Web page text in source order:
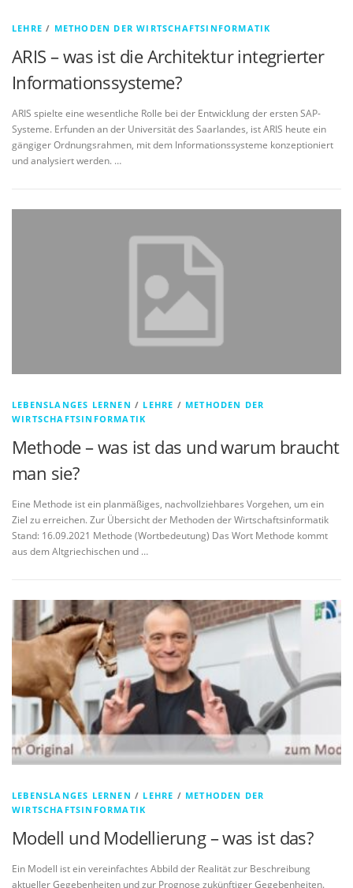
LEHRE / METHODEN DER WIRTSCHAFTSINFORMATIK
ARIS – was ist die Architektur integrierter
Informationssysteme?
ARIS spielte eine wesentliche Rolle bei der Entwicklung der ersten SAP-
Systeme. Erfunden an der Universität des Saarlandes, ist ARIS heute ein
gängiger Ordnungsrahmen, mit dem Informationssysteme konzeptioniert
und analysiert werden. …
LEBENSLANGES LERNEN / LEHRE / METHODEN DER
WIRTSCHAFTSINFORMATIK
Methode – was ist das und warum braucht
man sie?
Eine Methode ist ein planmäßiges, nachvollziehbares Vorgehen, um ein
Ziel zu erreichen. Zur Übersicht der Methoden der Wirtschaftsinformatik
Stand: 16.09.2021 Methode (Wortbedeutung) Das Wort Methode kommt
aus dem Altgriechischen und …
LEBENSLANGES LERNEN / LEHRE / METHODEN DER
WIRTSCHAFTSINFORMATIK
Modell und Modellierung – was ist das?
Ein Modell ist ein vereinfachtes Abbild der Realität zur Beschreibung
aktueller Gegebenheiten und zur Prognose zukünftiger Gegebenheiten.